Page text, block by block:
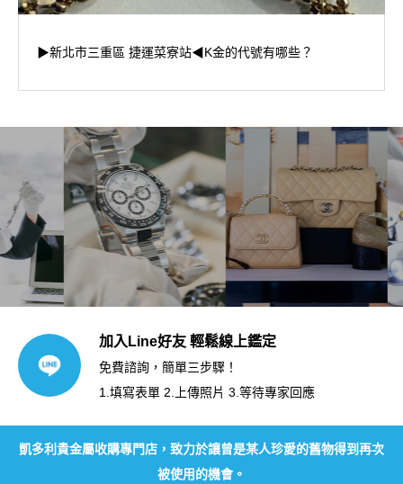
▶新北市三重區 捷運菜寮站◀K金的代號有哪些？
加入Line好友 輕鬆線上鑑定
免費諮詢，簡單三步驟！
1.填寫表單 2.上傳照片 3.等待專家回應
凱多利貴金屬收購專門店，致力於讓曾是某人珍愛的舊物得到再次
被使用的機會。